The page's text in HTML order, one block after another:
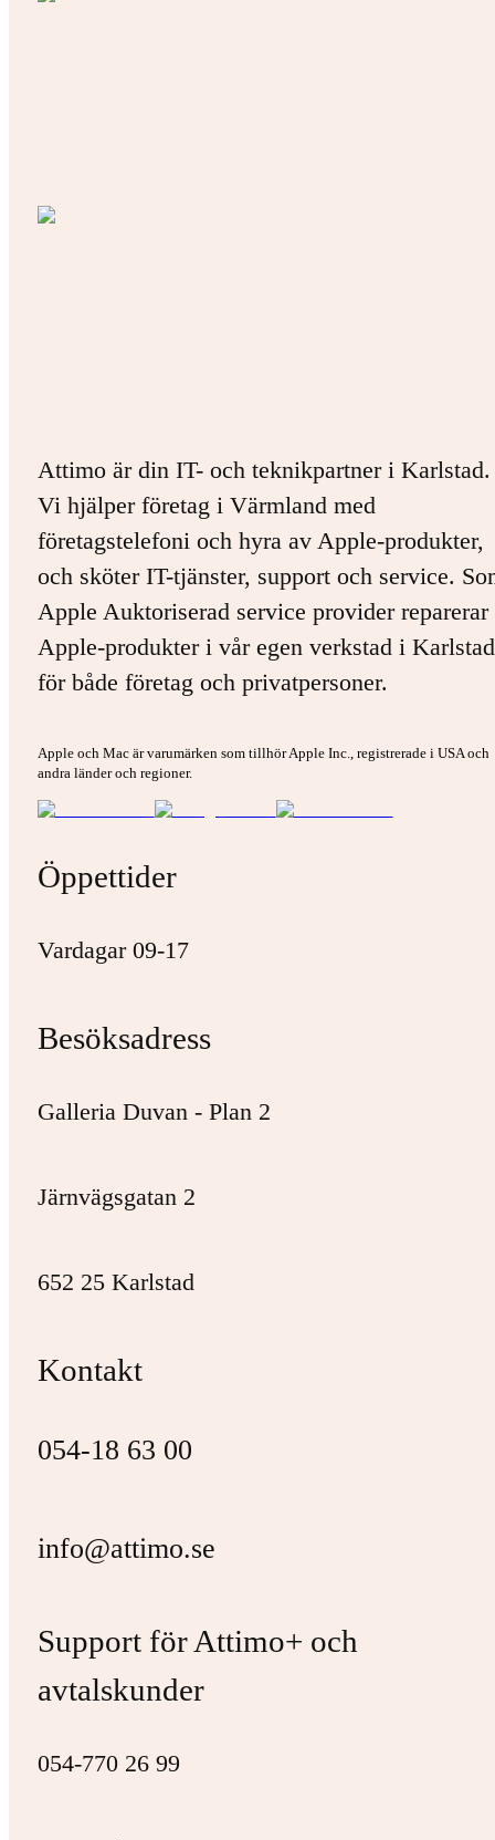
Attimo är din IT- och teknikpartner i Karlstad.
Vi hjälper företag i Värmland med
företagstelefoni och hyra av Apple-produkter,
och sköter IT-tjänster, support och service.
Apple Auktoriserad service provider
Apple-produkter i vår egen verkstad i
för både företag och privatpersoner.
Apple och Mac är varumärken som tillhör Apple Inc., registrerade i USA och
andra länder och regioner.
Öppettider
Vardagar 09-17
Besöksadress
Galleria Duvan - Plan 2
Järnvägsgatan 2
652 25 Karlstad
Kontakt
054-18 63 00
info@attimo.se
Support för Attimo+ och
avtalskunder
054-770 26 99